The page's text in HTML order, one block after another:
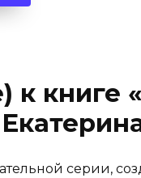
к книге
серии,